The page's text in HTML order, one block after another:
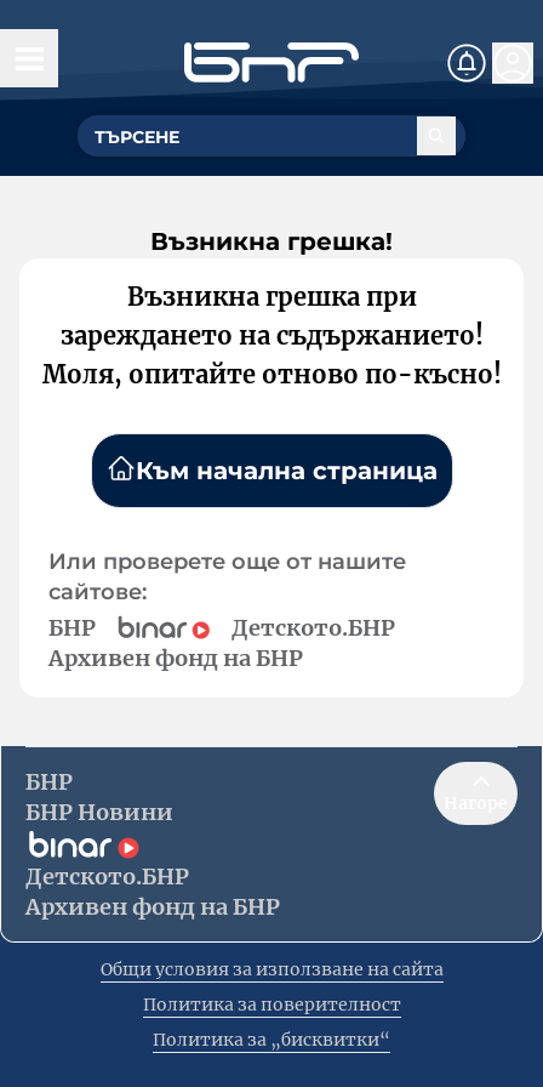
Възникна грешка!
Възникна грешка при
зареждането на съдържанието!
Моля, опитайте отново по-късно!
Към начална страница
Или проверете още от нашите
сайтове:
БНР
Детското.БНР
Архивен фонд на БНР
БНР
БНР Новини
Детското.БНР
Архивен фонд на БНР
Общи условия за използване на сайта
Политика за поверителност
Политика за „бисквитки“